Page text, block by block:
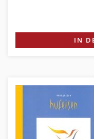
IN